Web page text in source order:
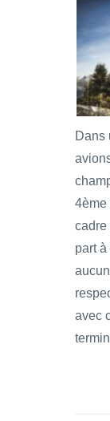
Dans
4ème
cadre
part
avec